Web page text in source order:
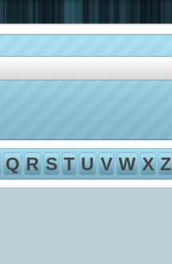
Q R S T U V W X Z